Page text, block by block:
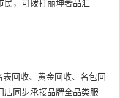
民，可拨打丽坤奢品汇
收、黄金回收、名包回
同步承接品牌全品类服